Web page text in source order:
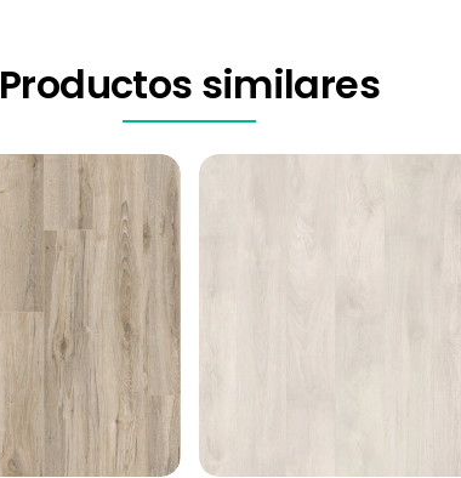
Productos similares